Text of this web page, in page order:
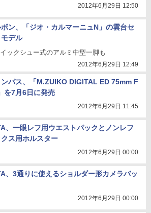
2012年6月29日 12:50
ン、「ジオ・カルマーニュN」の雲台セ
モデル
ックシュー式のアルミ中型一脚も
2012年6月29日 12:49
パス、「M.ZUIKO DIGITAL ED 75mm F
を7月6日に発売
2012年6月29日 11:45
、一眼レフ用ウエストパックとノンレフ
クス用ホルスター
2012年6月29日 00:00
、3通りに使えるショルダー形カメラバッ
2012年6月29日 00:00